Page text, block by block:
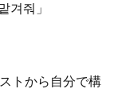
겨줘」
トから自分で構